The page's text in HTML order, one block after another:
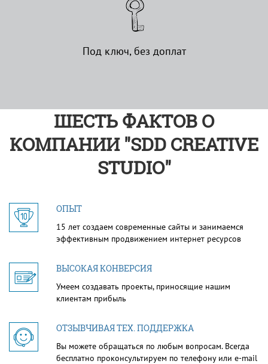
Под ключ, без доплат
ШЕСТЬ ФАКТОВ О
КОМПАНИИ "SDD CREATIVE
STUDIO"
ОПЫТ
15 лет создаем современные сайты и занимаемся
эффективным продвижением интернет ресурсов
ВЫСОКАЯ КОНВЕРСИЯ
Умеем создавать проекты, приносящие нашим
клиентам прибыль
ОТЗЫВЧИВАЯ ТЕХ. ПОДДЕРЖКА
Вы можете обращаться по любым вопросам. Всегда
бесплатно проконсультируем по телефону или e-mail